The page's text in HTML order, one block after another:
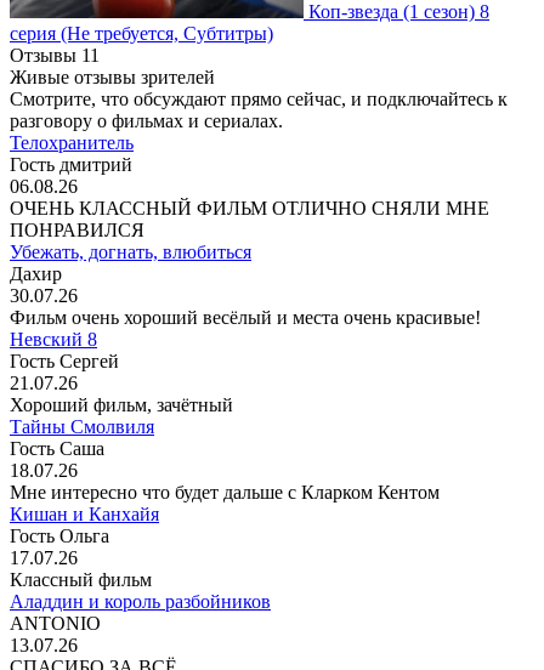
Коп-звезда (1 сезон) 8
серия (Не требуется, Субтитры)
Отзывы 11
Живые отзывы зрителей
Смотрите, что обсуждают прямо сейчас, и подключайтесь к
разговору о фильмах и сериалах.
Телохранитель
Гость дмитрий
06.08.26
ОЧЕНЬ КЛАССНЫЙ ФИЛЬМ ОТЛИЧНО СНЯЛИ МНЕ
ПОНРАВИЛСЯ
Убежать, догнать, влюбиться
Дахир
30.07.26
Фильм очень хороший весёлый и места очень красивые!
Невский 8
Гость Сергей
21.07.26
Хороший фильм, зачётный
Тайны Смолвиля
Гость Саша
18.07.26
Мне интересно что будет дальше с Кларком Кентом
Кишан и Канхайя
Гость Ольга
17.07.26
Классный фильм
Аладдин и король разбойников
ANTONIO
13.07.26